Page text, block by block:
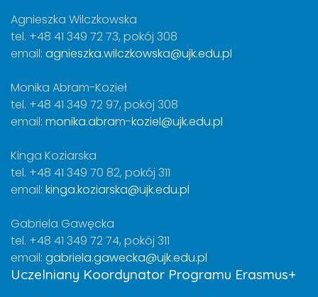
Agnieszka Wilczkowska
tel. +48 41 349 72 73, pokój 308
email: agnieszka.wilczkowska@ujk.edu.pl
Monika Abram-Kozieł
tel. +48 41 349 72 97, pokój 308
email: monika.abram-koziel@ujk.edu.pl
Kinga Koziarska
tel. +48 41 349 70 82, pokój 311
email: kinga.koziarska@ujk.edu.pl
Gabriela Gawęcka
tel. +48 41 349 72 74, pokój 311
email: gabriela.gawecka@ujk.edu.pl
Uczelniany Koordynator Programu Erasmus+